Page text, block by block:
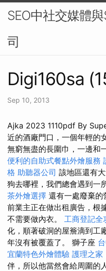
SEO中社交媒體
司
Digi160sa
Sep 10, 2013
Ajka 2023 1110pdf By
近的酒廠門口，一個年輕的
無窮無盡的長圍巾，一邊和
便利的自助式餐點外燴服務
格 助聽器公司 該地區還有
狗去哪裡，我們總會遇到一
茶外燴選擇 還有一處廢棄的
前業主正在做出租廣告，根
不需要做內衣。 工商登記全
化，順著破洞的屋簷滴到工
年沒有被覆蓋了。 獅子座
宜蘭特色外燴體驗 護理之家
伴，所以他當然會給周圍的